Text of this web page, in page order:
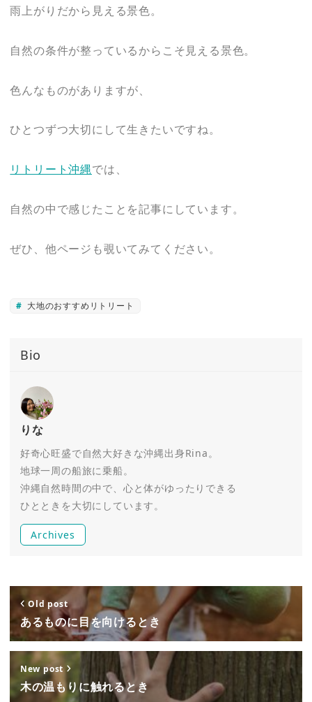
雨上がりだから見える景色。
自然の条件が整っているからこそ見える景色。
色んなものがありますが、
ひとつずつ大切にして生きたいですね。
リトリート沖縄では、
自然の中で感じたことを記事にしています。
ぜひ、他ページも覗いてみてください。
大地のおすすめリトリート
Bio
りな
好奇心旺盛で自然大好きな沖縄出身Rina。
地球一周の船旅に乗船。
沖縄自然時間の中で、心と体がゆったりできる
ひとときを大切にしています。
Archives
Old post
あるものに目を向けるとき
New post
木の温もりに触れるとき